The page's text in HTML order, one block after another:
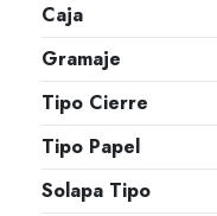
Caja
Gramaje
Tipo Cierre
Tipo Papel
Solapa Tipo